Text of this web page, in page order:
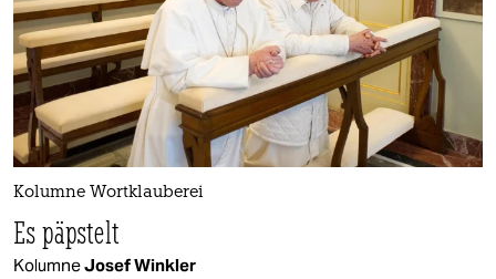
Kolumne Wortklauberei
Es päpstelt
KolumneJosef Winkler